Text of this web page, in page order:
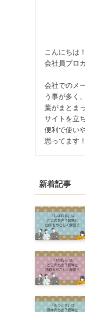
こんにちは！
会社員ブロ
会社でのメ
う事が多く
葉がまとま
サイトを立
便利で使い
思ってます！
新着記事